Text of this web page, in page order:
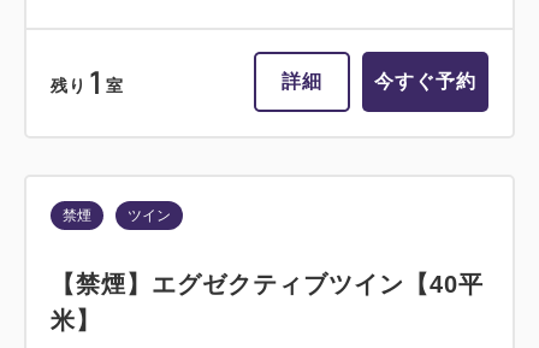
38,800
大人1名1室
税・サービス料込
合計 39,300円
残り1 室
残り 1 室 詳細 今すぐ予約
禁煙 ツイン
【禁煙】エグゼクティブツイン【40平
米】